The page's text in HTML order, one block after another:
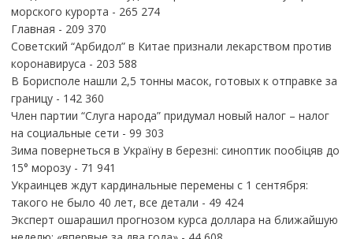
морского курорта - 265 274
Главная - 209 370
Советский “Арбидол” в Китае признали лекарством против
коронавируса - 203 588
В Борисполе нашли 2,5 тонны масок, готовых к отправке за
границу- 142 360
Член партии “Слуга народа” придумал новый налог – налог
на социальные сети - 99 303
Зима повернеться в Україну в березні: синоптик пообіцяв до
15° морозу- 71 941
Украинцев ждут кардинальные перемены с 1 сентября:
такого не было 40 лет, все детали - 49 424
Эксперт ошарашил прогнозом курса доллара на ближайшую